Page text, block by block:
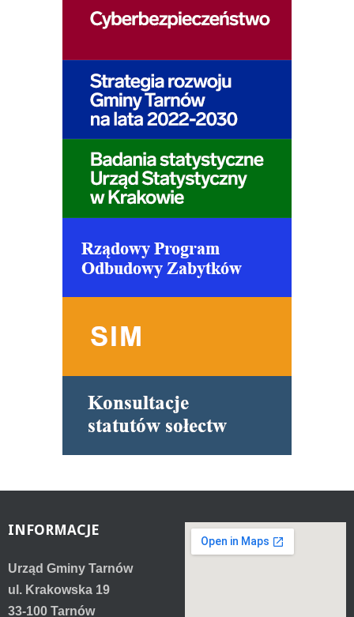
INFORMACJE
Urząd Gminy Tarnów
ul. Krakowska 19
33-100 Tarnów